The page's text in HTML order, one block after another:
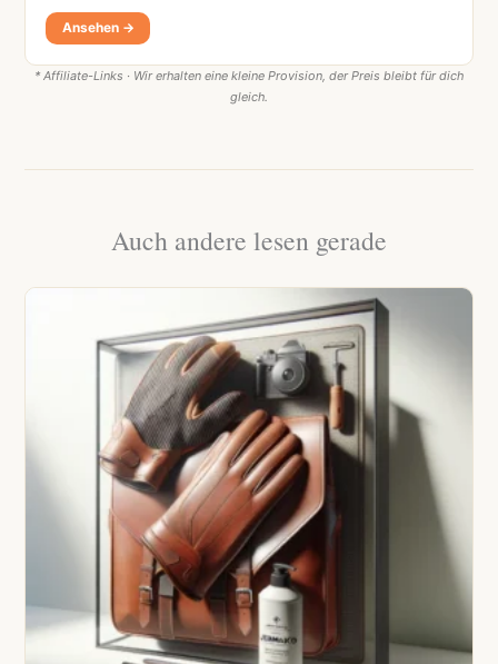
Ansehen →
* Affiliate-Links · Wir erhalten eine kleine Provision, der Preis bleibt für dich
gleich.
Auch andere lesen gerade